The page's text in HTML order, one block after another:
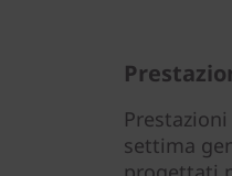
settima